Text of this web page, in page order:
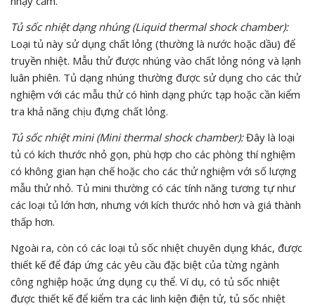
Tủ sốc nhiệt dạng nhúng (Liquid thermal shock chamber):
Loại tủ này sử dụng chất lỏng (thường là nước hoặc dầu) để
truyền nhiệt. Mẫu thử được nhúng vào chất lỏng nóng và lạnh
luân phiên. Tủ dạng nhúng thường được sử dụng cho các thử
nghiệm với các mẫu thử có hình dạng phức tạp hoặc cần kiểm
tra khả năng chịu đựng chất lỏng.
Tủ sốc nhiệt mini (Mini thermal shock chamber):Đây là loại
tủ có kích thước nhỏ gọn, phù hợp cho các phòng thí nghiệm
có không gian hạn chế hoặc cho các thử nghiệm với số lượng
mẫu thử nhỏ. Tủ mini thường có các tính năng tương tự như
các loại tủ lớn hơn, nhưng với kích thước nhỏ hơn và giá thành
thấp hơn.
Ngoài ra, còn có các loại tủ sốc nhiệt chuyên dụng khác, được
thiết kế để đáp ứng các yêu cầu đặc biệt của từng ngành
công nghiệp hoặc ứng dụng cụ thể. Ví dụ, có tủ sốc nhiệt
được thiết kế để kiểm tra các linh kiện điện tử, tủ sốc nhiệt